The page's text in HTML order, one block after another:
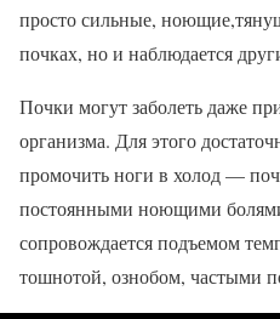
просто сильные,
почках, но и наблюдается
Почки могут заболеть даже
организма. Для этого
промочить ноги в холод —
постоянными ноющими
сопровождается подъемом
тошнотой, ознобом, частыми